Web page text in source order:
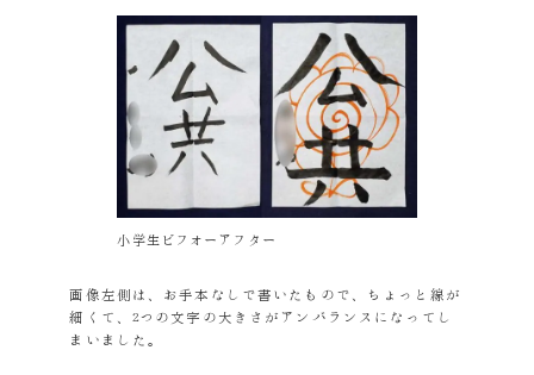
小学生ビフォーアフター
画像左側は、お手本なしで書いたもので、ちょっと線が
細くて、2つの文字の大きさがアンバランスになってし
まいました。